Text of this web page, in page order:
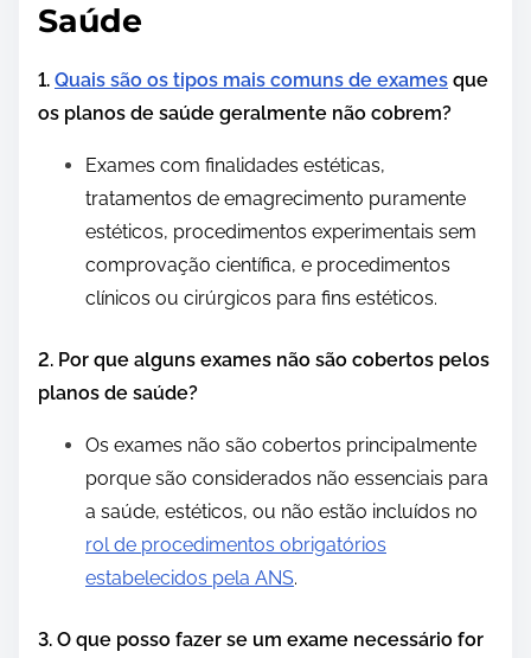
Saúde
1. Quais são os tipos mais comuns de exames que
os planos de saúde geralmente não cobrem?
Exames com finalidades estéticas,
tratamentos de emagrecimento puramente
estéticos, procedimentos experimentais sem
comprovação científica, e procedimentos
clínicos ou cirúrgicos para fins estéticos.
2. Por que alguns exames não são cobertos pelos
planos de saúde?
Os exames não são cobertos principalmente
porque são considerados não essenciais para
a saúde, estéticos, ou não estão incluídos no
rol de procedimentos obrigatórios
estabelecidos pela ANS.
3. O que posso fazer se um exame necessário for